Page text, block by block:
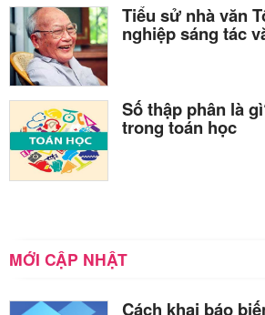
Tiểu sử nhà văn
nghiệp sáng tác
Số thập phân là
trong toán học
MỚI CẬP NHẬT
Cách khai báo